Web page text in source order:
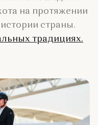
на протяжении
страны.
традициях.